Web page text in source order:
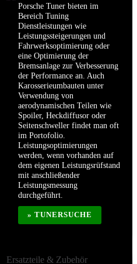
Porsche Tuner bieten im
Bereich Tuning
Dienstleistungen wie
Leistungssteigerungen und
Fahrwerksoptimierung oder
eine Optimierung der
Bremsanlage zur Verbesserung
der Performance an. Auch
Karosserieumbauten unter
Verwendung von
aerodynamischen Teilen wie
Spoiler, Heckdiffusor oder
Seitenschweller findet man oft
im Portofolio.
Leistungsoptimierungen
werden, wenn vorhanden auf
dem eigenen Leistungsrüfstand
mit anschließender
Leistungsmessung
durchgeführt.
» TUNERSUCHE
Ersatzteile & Zubehör